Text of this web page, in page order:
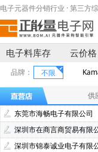
电子元器件分销行业 · 第三方
电子料库存 云价格
品牌： 不限
供
东莞市海畅电子有限公司
深圳市在商言商贸易有限
深圳市锦泰诚业电子有限